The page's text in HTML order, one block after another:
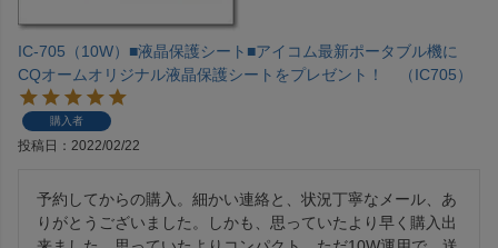
IC-705（10W）■液晶保護シート■アイコム最新ポータブル機に
CQオームオリジナル液晶保護シートをプレゼント！ （IC705）
購入者
投稿日 2022/02/22
予約してからの購入。細かい連絡と、状況丁寧なメール、あ
りがとうございました。しかも、思っていたより早く購入出